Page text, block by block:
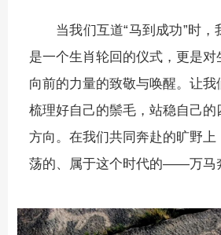
当我们互道“马到成功”时
是一个生肖轮回的仪式，更是对
向前的力量的致敬与唤醒。让我
梳理好自己的鬃毛，站稳自己的
方向。在我们共同奔赴的旷野
荡的、属于这个时代的——万马